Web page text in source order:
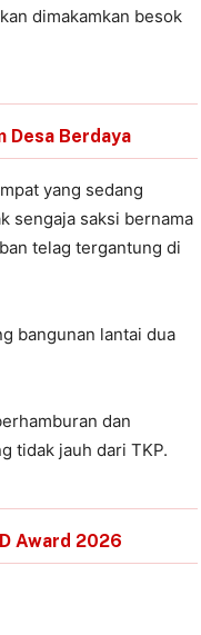
dimakamkan besok
Desa Berdaya
yang sedang
sengaja saksi bernama
telag tergantung di
bangunan lantai dua
dan
tidak jauh dari TKP.
Award 2026